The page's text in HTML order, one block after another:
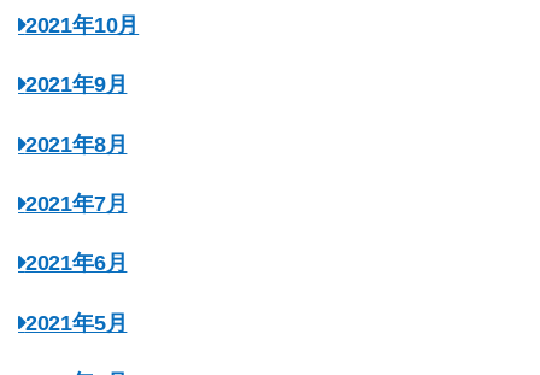
2021年10月
2021年9月
2021年8月
2021年7月
2021年6月
2021年5月